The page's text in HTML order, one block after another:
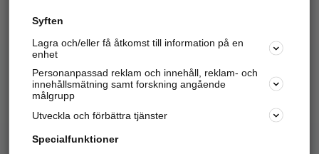
Hitta.se - Gratis nummerupplysning.
Sök företag, personer och platser.
Hitta telefonnummer, adresser, företagsinfo mm.
Marknadsför företaget
Syften
Lagra och/eller få åtkomst till information på en
enhet
Personanpassad reklam och innehåll, reklam- och
innehållsmätning samt forskning angående
målgrupp
Utveckla och förbättra tjänster
Specialfunktioner